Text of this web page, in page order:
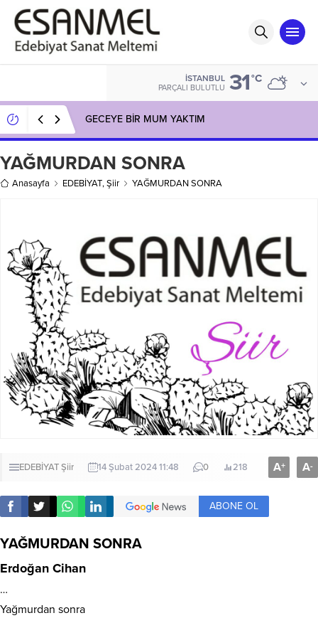
İSTANBUL
PARÇALI BULUTLU 31°C
GECEYE BİR MUM YAKTIM
YAĞMURDAN SONRA
Anasayfa EDEBİYAT,Şiir YAĞMURDAN SONRA
EDEBİYATŞiir 14 Şubat 2024 11:48 0 218 A+ A-
ABONE OL
YAĞMURDAN SONRA
Erdoğan Cihan
…
Yağmurdan sonra